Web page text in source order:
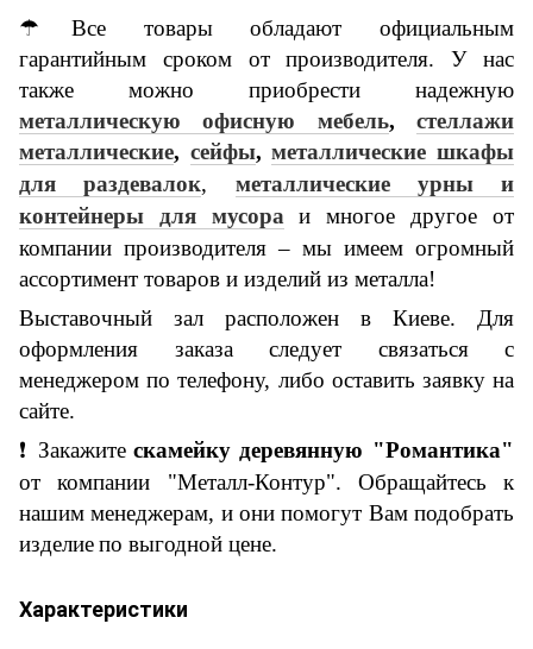
☂ Все товары обладают официальным
гарантийным сроком от производителя.У нас
также можно приобрести надежную
металлическуюофисную мебель,стеллажи
металлические, сейфы,металлические шкафы
для раздевалок, металлические урны и
контейнеры для мусора
и многое другое от
компании производителя – мы имеем огромный
ассортимент товаров и изделий из металла!
Выставочный зал расположен в Киеве. Для
оформления заказа следует связаться с
менеджером по телефону, либо оставить заявку на
сайте.
❗ Закажите скамейку деревянную "Романтика"
от компании "Металл-Контур". Обращайтесь к
нашим менеджерам, и они помогут Вам подобрать
изделиепо выгодной цене.
Характеристики